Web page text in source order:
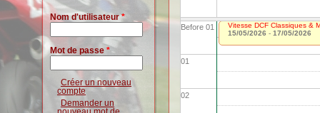
Nom d'utilisateur*
Mot de passe *
Créer un nouveau
compte
Demander un
Before 01
01
02
Vitesse DCF Classiques &
15/05/2026 - 17/05/2026